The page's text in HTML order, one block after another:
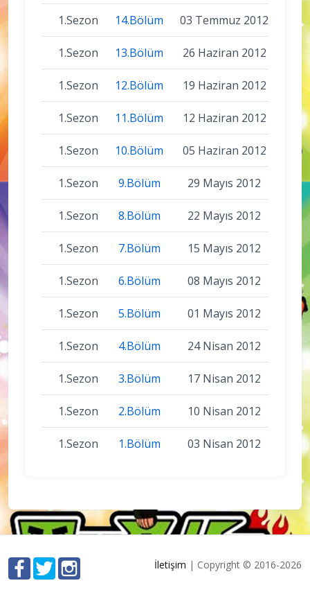
1.Sezon 14.Bölüm 03 Temmuz 2012
1.Sezon 13.Bölüm 26 Haziran 2012
1.Sezon 12.Bölüm 19 Haziran 2012
1.Sezon 11.Bölüm 12 Haziran 2012
1.Sezon 10.Bölüm 05 Haziran 2012
1.Sezon 9.Bölüm 29 Mayıs 2012
1.Sezon 8.Bölüm 22 Mayıs 2012
1.Sezon 7.Bölüm 15 Mayıs 2012
1.Sezon 6.Bölüm 08 Mayıs 2012
1.Sezon 5.Bölüm 01 Mayıs 2012
1.Sezon 4.Bölüm 24 Nisan 2012
1.Sezon 3.Bölüm 17 Nisan 2012
1.Sezon 2.Bölüm 10 Nisan 2012
1.Sezon 1.Bölüm 03 Nisan 2012
İletişim | Copyright © 2016-2026